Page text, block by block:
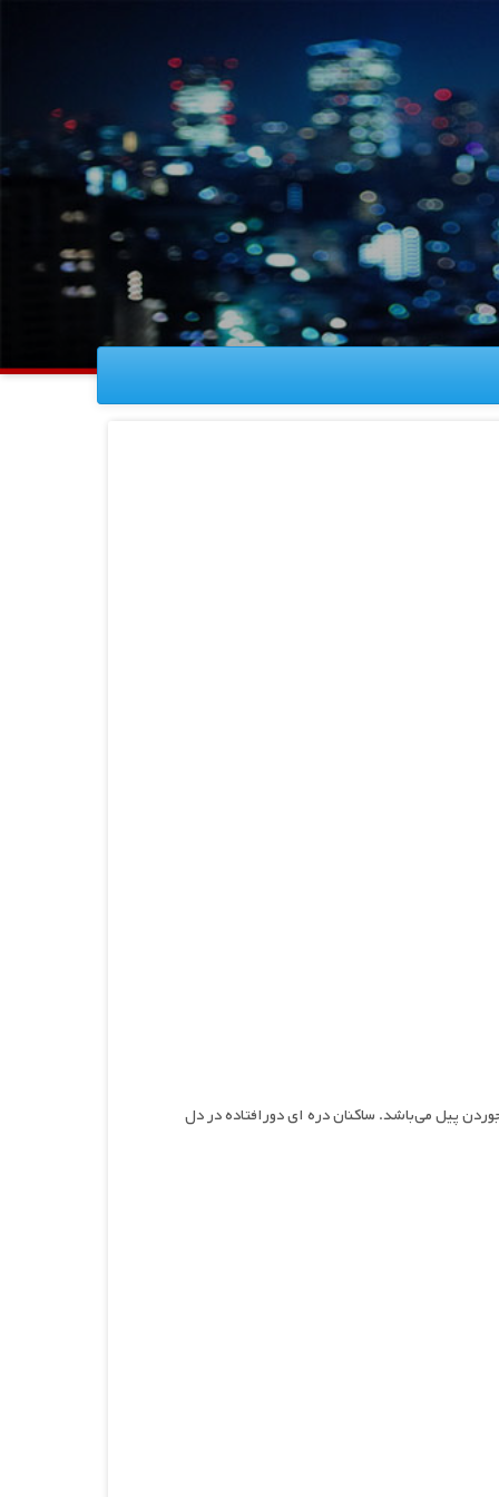
رازآلود محصول سال ۲۰۲۲ به کارگردانی جوردن پیل می‌باشد. ساکنان دره ای دورافتاده در دل